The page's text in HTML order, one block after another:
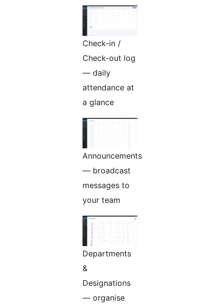
Check-in /
Check-out log
— daily
attendance at
a glance
Announcements
— broadcast
messages to
your team
Departments
&
Designations
— organise